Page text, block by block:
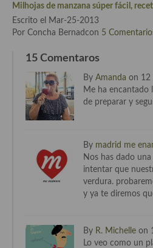
Cocina Coreana
Cocina del Pacifico
Cocina filipina
Cocina de Madagascar
Cocina del Congo
Milhojas de manzana súper fácil,
Escrito el Mar-25-2013
Por Concha Bernadcon 5
15 Comentaros
By Amanda on 12
Me ha encantado
de preparar y
By madrid me
Nos has dado
intentar que
verdura.
y ya te diremos
By R. Michelle on
Lo veo como un